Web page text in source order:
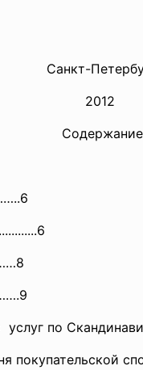
Санкт-
2012
Содержание
услуг по
покупательской